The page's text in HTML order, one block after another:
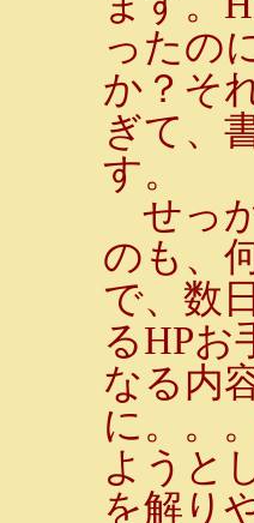
ったの
か？そ
ぎて、
す。
せっ
のも、
で、数
るHPお
なる内
に。。
ようと
を解り